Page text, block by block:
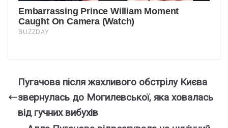
Пугачова після жахливого обстрілу Києва
звернулась до Могилевської, яка ховалась
від гучних вибухів